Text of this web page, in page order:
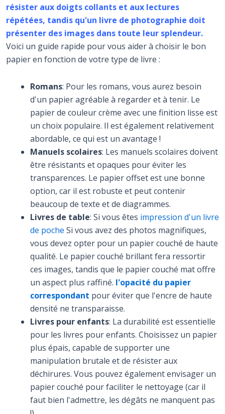
résister aux doigts collants et aux lectures
répétées, tandis qu'un livre de photographie doit
présenter des images dans toute leur splendeur.
Voici un guide rapide pour vous aider à choisir le bon
papier en fonction de votre type de livre :
Romans: Pour les romans, vous aurez besoin
d'un papier agréable à regarder et à tenir. Le
papier de couleur crème avec une finition lisse est
un choix populaire. Il est également relativement
abordable, ce qui est un avantage !
Manuels scolaires: Les manuels scolaires doivent
être résistants et opaques pour éviter les
transparences. Le papier offset est une bonne
option, car il est robuste et peut contenir
beaucoup de texte et de diagrammes.
Livres de table: Si vous êtes impression d'un livre
de poche Si vous avez des photos magnifiques,
vous devez opter pour un papier couché de haute
qualité. Le papier couché brillant fera ressortir
ces images, tandis que le papier couché mat offre
un aspect plus raffiné. l'opacité du papier
correspondant pour éviter que l'encre de haute
densité ne transparaisse.
Livres pour enfants: La durabilité est essentielle
pour les livres pour enfants. Choisissez un papier
plus épais, capable de supporter une
manipulation brutale et de résister aux
déchirures. Vous pouvez également envisager un
papier couché pour faciliter le nettoyage (car il
faut bien l'admettre, les dégâts ne manquent pas